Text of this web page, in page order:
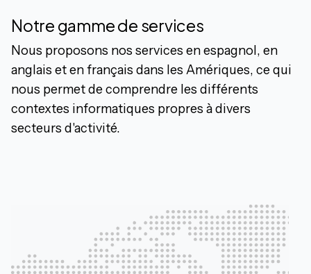
Notre gamme de services
Nous proposons nos services en espagnol, en
anglais et en français dans les Amériques, ce qui
nous permet de comprendre les différents
contextes informatiques propres à divers
secteurs d'activité.